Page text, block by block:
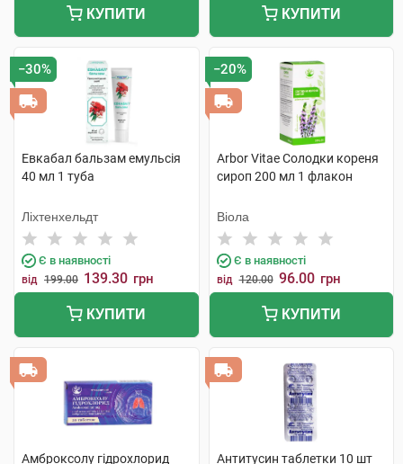
КУПИТИ КУПИТИ
−30%
Евкабал бальзам емульсія
40 мл 1 туба
Ліхтенхельдт
Є в наявності
від 199.00 139.30 грн
КУПИТИ
−20%
Arbor Vitae Солодки кореня
сироп 200 мл 1 флакон
Віола
Є в наявності
від 120.00 96.00 грн
КУПИТИ
Амброксолу гідрохлорид
Антитусин таблетки 10 шт